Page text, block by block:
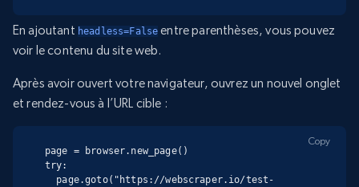
En ajoutant headless=False entre parenthèses, vous pouvez
voir le contenu du site web.
Après avoir ouvert votre navigateur, ouvrez un nouvel onglet
et rendez-vous à l’URL cible :
page = browser.new_page()
try:
Copy